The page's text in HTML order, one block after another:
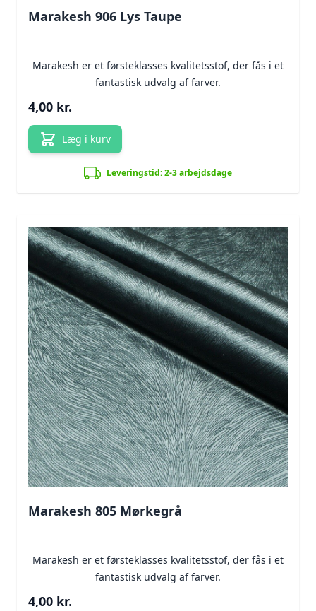
Marakesh 906 Lys Taupe
Marakesh er et førsteklasses kvalitetsstof, der fås i et
fantastisk udvalg af farver.
4,00 kr.
Læg i kurv
Leveringstid: 2-3 arbejdsdage
Marakesh 805 Mørkegrå
Marakesh er et førsteklasses kvalitetsstof, der fås i et
fantastisk udvalg af farver.
4,00 kr.